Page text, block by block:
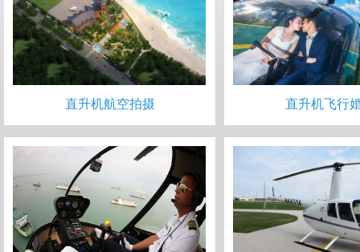
直升机航空拍摄 直升机飞行